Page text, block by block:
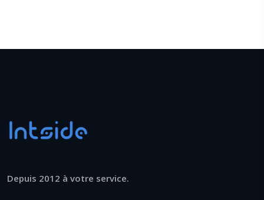
Depuis 2012 à votre service.